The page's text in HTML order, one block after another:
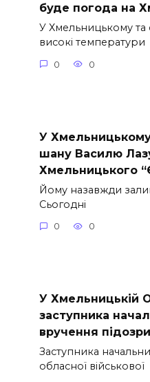
буде погода на
У Хмельницькому та
високі температури
0 0
У
шану Василю
Хмельницького
Йому назавжди
Сьогодні
0 0
У Хмельницькій
заступника
вручення підозри
Заступника
обласної військової